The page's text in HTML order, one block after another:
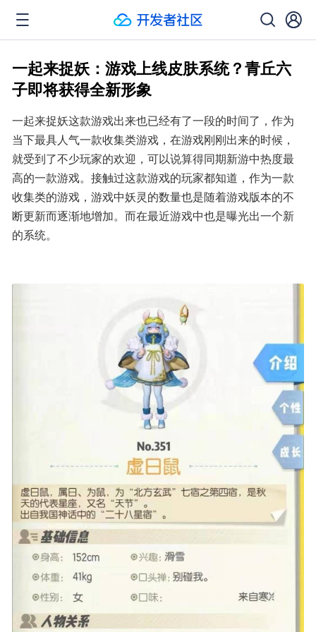
一起来捉妖：游戏上线皮肤系统？青丘六
子即将获得全新形象
一起来捉妖这款游戏出来也已经有了一段的时间了，作为
当下最具人气一款收集类游戏，在游戏刚刚出来的时候，
就受到了不少玩家的欢迎，可以说算得同期新游中热度最
高的一款游戏。接触过这款游戏的玩家都知道，作为一款
收集类的游戏，游戏中妖灵的数量也是随着游戏版本的不
断更新而逐渐地增加。而在最近游戏中也是曝光出一个新
的系统。